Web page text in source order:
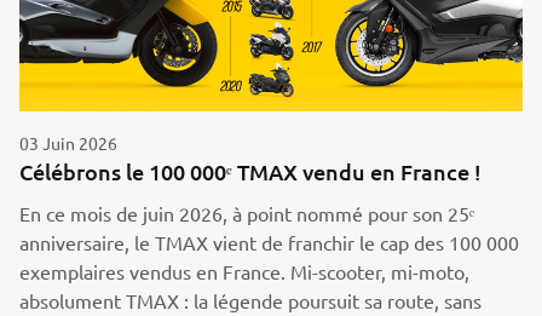
03 Juin 2026
Célébrons le 100 000ᵉ TMAX vendu en France !
En ce mois de juin 2026, à point nommé pour son 25ᵉ
anniversaire, le TMAX vient de franchir le cap des 100 000
exemplaires vendus en France. Mi-scooter, mi-moto,
absolument TMAX : la légende poursuit sa route, sans